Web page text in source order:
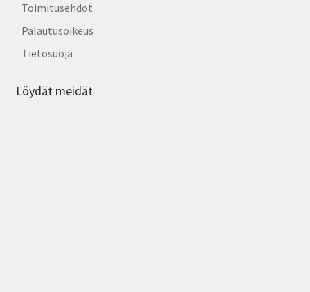
Toimitusehdot
Palautusoikeus
Tietosuoja
Löydät meidät